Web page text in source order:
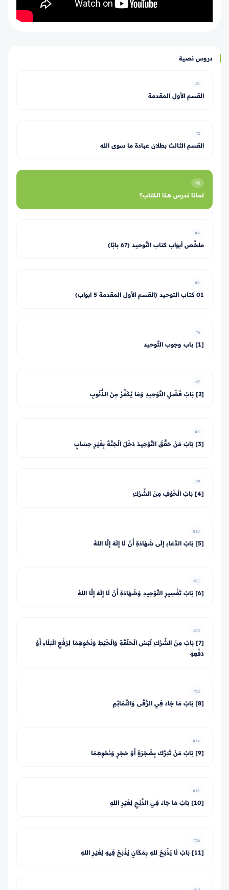
دروس نصية
#1
القسم الأول المقدمة
#2
القسم الثالث بطلان عبادة ما سوى الله
#3
لماذا ندرس هذا الكتاب؟
#4
ملخَّص أبواب كتاب التَّوحيد (67 بابًا)
#5
01 كتاب التوحيد (القسم الأول المقدمة 5 ابواب)
#6
[1] باب وجوب التَّوحيد
#7
[2] بَابُ فَضْلِ التَّوْحِيدِ وَمَا يُكَفِّرُ مِنَ الذُّنُوبِ
#8
[3] بَابٌ مَنْ حَقَّقَ التَّوْحِيدَ دَخَلَ الْجَنَّةَ بِغَيْرِ حِسَابٍ
#9
[4] بَابُ الْخَوْفِ مِنَ الشِّرْكِ
#10
[5] بَابُ الدُّعَاءِ إِلَى شَهَادَةِ أَنْ لَا إِلَهَ إِلَّا اللهُ
#11
[6] بَابُ تَفْسِيرِ التَّوْحِيدِ وَشَهَادَةِ أَنْ لَا إِلَهَ إِلَّا اللهُ
#12
[7] بَابٌ مِنَ الشِّرْكِ لُبْسُ الْحَلْقَةِ وَالْخَيْطِ وَنَحْوِهِمَا لِرَفْعِ الْبَلَاءِ أَوْ
دَفْعِهِ
#13
[8] بَابُ مَا جَاءَ فِي الرُّقَى وَالتَّمَائِمِ
#14
[9] بَابُ مَنْ تَبَرَّكَ بِشَجَرَةٍ أَوْ حَجَرٍ وَنَحْوِهِمَا
#15
[10] بَابُ مَا جَاءَ فِي الذَّبْحِ لِغَيْرِ اللهِ
#16
[11] بَابٌ لَا يُذْبَحُ للهِ بِمَكَانٍ يُذْبَحُ فِيهِ لِغَيْرِ اللهِ